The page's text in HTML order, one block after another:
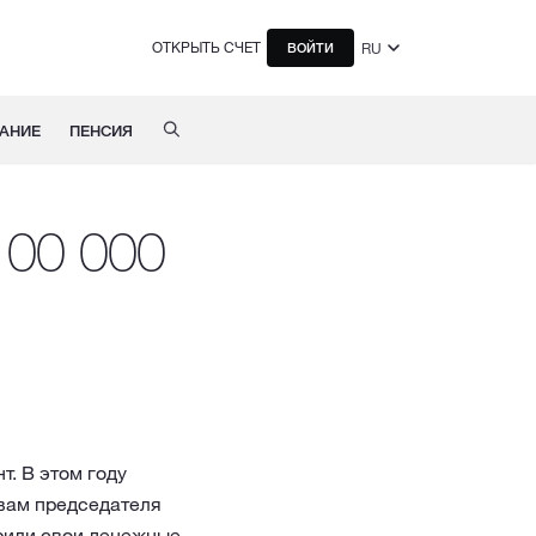
ОТКРЫТЬ СЧЕТ ВОЙТИ RU
ПЕНСИЯ
000
В этом году
председателя